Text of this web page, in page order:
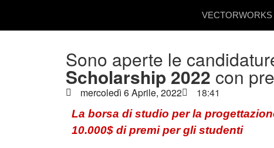
VECTORWORKS
Sono aperte le
Scholarship 2022 con
mercoledì 6 Aprile, 2022 18:41
La borsa di studio per la
10.000$ di premi per gli studenti